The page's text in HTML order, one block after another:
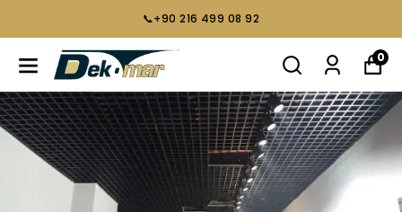
📞+90 216 499 08 92
0